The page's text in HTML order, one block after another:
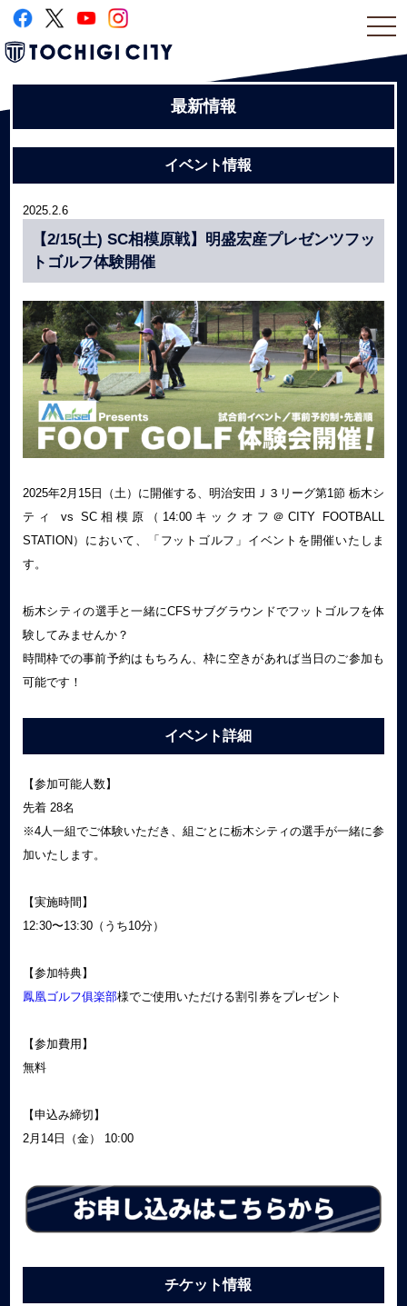
最新情報
イベント情報
2025.2.6
【2/15(土) SC相模原戦】明盛宏産プレゼンツフッ
トゴルフ体験開催
2025年2月15日（土）に開催する、明治安田Ｊ３リーグ第1節 栃木シ
ティ vs SC相模原（14:00キックオフ＠CITY FOOTBALL
STATION）において、「フットゴルフ」イベントを開催いたしま
す。
栃木シティの選手と一緒にCFSサブグラウンドでフットゴルフを体
験してみませんか？
時間枠での事前予約はもちろん、枠に空きがあれば当日のご参加も
可能です！
イベント詳細
【参加可能人数】
先着 28名
※4人一組でご体験いただき、組ごとに栃木シティの選手が一緒に参
加いたします。
【実施時間】
12:30〜13:30（うち10分）
【参加特典】
鳳凰ゴルフ俱楽部様でご使用いただける割引券をプレゼント
【参加費用】
無料
【申込み締切】
2月14日（金） 10:00
チケット情報